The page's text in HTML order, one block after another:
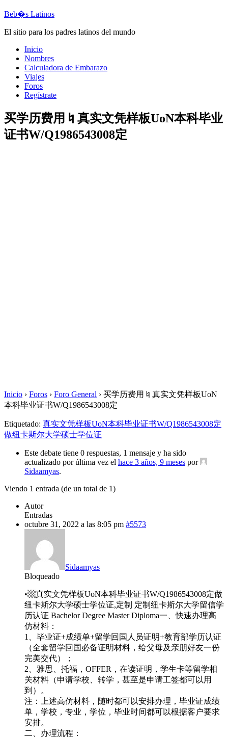
Beb�s Latinos
El sitio para los padres latinos del mundo
Inicio
Nombres
Calculadora de Embarazo
Viajes
Foros
Regístrate
买学历费用♮真实文凭样板UoN本科毕业
证书W/Q1986543008定
Inicio › Foros › Foro General › 买学历费用♮真实文凭样板UoN
本科毕业证书W/Q1986543008定
Etiquetado: 真实文凭样板UoN本科毕业证书W/Q1986543008定
做纽卡斯尔大学硕士学位证
Este debate tiene 0 respuestas, 1 mensaje y ha sido
actualizado por última vez el hace 3 años, 9 meses por
Sidaamyas.
Viendo 1 entrada (de un total de 1)
Autor
Entradas
octubre 31, 2022 a las 8:05 pm #5573
Sidaamyas
Bloqueado
•▩真实文凭样板UoN本科毕业证书W/Q1986543008定做
纽卡斯尔大学硕士学位证,定制 定制纽卡斯尔大学留信学
历认证 Bachelor Degree Master Diploma一、快速办理高
仿材料：
1、毕业证+成绩单+留学回国人员证明+教育部学历认证
（全套留学回国必备证明材料，给父母及亲朋好友一份
完美交代）；
2、雅思、托福，OFFER，在读证明，学生卡等留学相
关材料（申请学校、转学，甚至是申请工签都可以用
到）。
注：上述高仿材料，随时都可以安排办理，毕业证成绩
单，学校，专业，学位，毕业时间都可以根据客户要求
安排。
二、办理流程：